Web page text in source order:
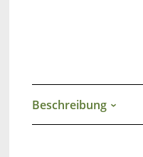
Beschreibung